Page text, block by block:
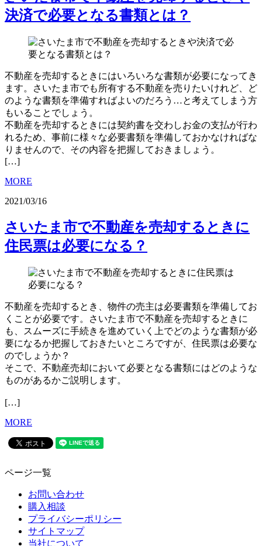
決済で必要となる書類とは？
不動産を売却するときにはいろいろな書類が必要になってき
ます。さいたま市でも所有する不動産を売りたいけれど、ど
のような書類を準備すればよいのだろう…と考えてしまう方
もいることでしょう。
不動産を売却するときには契約書を交わしお金の支払が行わ
れるため、事前に様々な必要書類を準備しておかなければな
りませんので、その内容を把握しておきましょう。
[…]
MORE
2021/03/16
さいたま市で不動産を売却するときに
住民票は必要になる？
不動産を売却するとき、物件の売主は必要書類を準備してお
くことが必要です。さいたま市で不動産を売却するときに
も、スムーズに手続きを進めていく上でどのような書類が必
要になるか把握しておきたいところですが、住民票は必要な
のでしょうか？
そこで、不動産売却において必要となる書類にはどのような
ものがあるかご説明します。
[…]
MORE
ページ一覧
お問い合わせ
購入相談
プライバシーポリシー
サイトマップ
当社について